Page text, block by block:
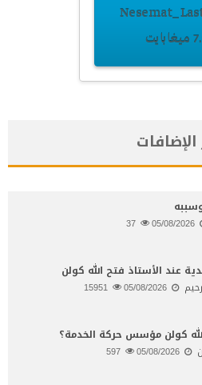
الإضافات
05/08/2026
عند الأستاذ فتح الله كولن
05/08/2026
كولن مؤسس حركة الخدمة؟
05/08/2026